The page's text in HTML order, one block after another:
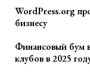
WordPress.org
бизнесу
Финансовый бум
клубов в 2025